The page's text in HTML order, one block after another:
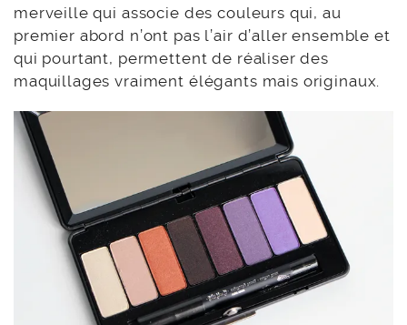
merveille qui associe des couleurs qui, au
premier abord n’ont pas l’air d’aller ensemble et
qui pourtant, permettent de réaliser des
maquillages vraiment élégants mais originaux.